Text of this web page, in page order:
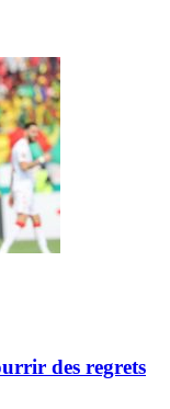
des regrets